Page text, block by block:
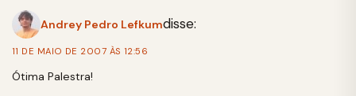
Andrey Pedro Lefkumdisse:
11 DE MAIO DE 2007 ÀS 12:56
Ótima Palestra!